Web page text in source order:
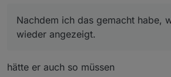
momentan auf Neuland um
aufzusetzen.....
Nachdem ich das gemacht habe,
wieder angezeigt.
hätte er auch so müssen